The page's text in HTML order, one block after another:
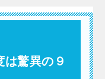
驚異の９